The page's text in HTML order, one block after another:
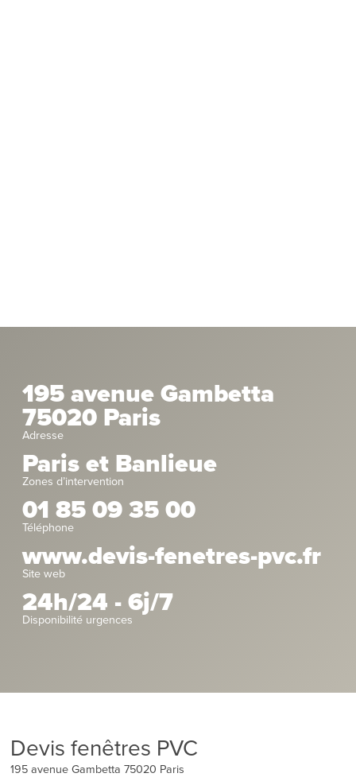
195 avenue Gambetta
75020 Paris
Adresse
Paris et Banlieue
Zones d’intervention
01 85 09 35 00
Téléphone
www.devis-fenetres-pvc.fr
Site web
24h/24 - 6j/7
Disponibilité urgences
Devis fenêtres PVC
195 avenue Gambetta 75020 Paris